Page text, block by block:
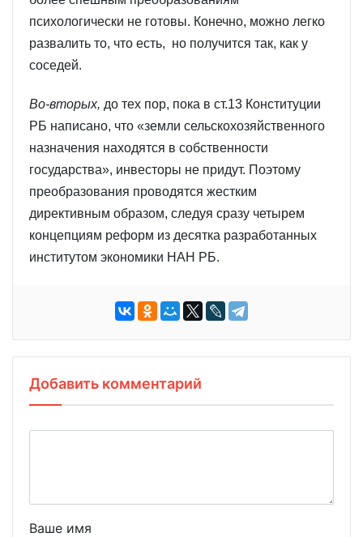
психологически не готовы. Конечно, можно легко
развалить то, что есть, но получится так, как у
соседей.
Во-вторых, до тех пор, пока в ст.13 Конституции
РБ написано, что «земли сельскохозяйственного
назначения находятся в собственности
государства», инвесторы не придут. Поэтому
преобразования проводятся жестким
директивным образом, следуя сразу четырем
концепциям реформ из десятка разработанных
институтом экономики НАН РБ.
Добавить комментарий
Ваше имя